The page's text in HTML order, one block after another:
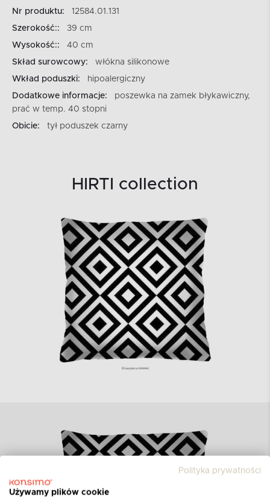
Nr produktu:
12584.01.131
Szerokość::
39 cm
Wysokość::
40 cm
Skład surowcowy:
włókna silikonowe
Wkład poduszki:
hipoalergiczny
Dodatkowe informacje:
poszewka na zamek błykawiczny,
prać w temp. 40 stopni
Obicie:
tył poduszek czarny
HIRTI collection
Polityka prywatności
Używamy plików cookie